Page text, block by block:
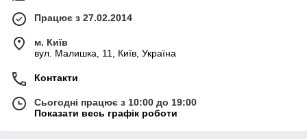
Працює з 27.02.2014
м. Київ
вул. Малишка, 11, Київ, Україна
Контакти
Сьогодні працює з 10:00 до 19:00
Показати весь графік роботи